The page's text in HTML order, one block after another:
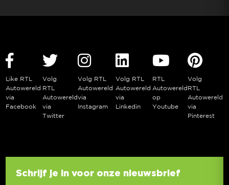
Like RTL
Autowereld
via
Facebook
Volg
RTL
Autowereld
via
Twitter
Volg RTL
Autowereld
via
Instagram
Volg RTL
Autowereld
via
Linkedin
RTL
Autowereld
op
Youtube
Volg
RTL
Autowereld
via
Pinterest
Schrijf je in voor onze nieuwsbrief